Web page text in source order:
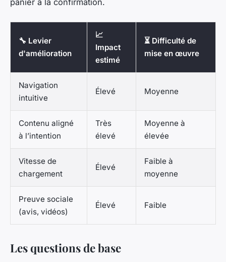
panier à la confirmation.
🔧 Levier
d'amélioration
📈
Impact
estimé
⏳ Difficulté de
mise en œuvre
Navigation
intuitive
Élevé Moyenne
Contenu aligné
à l’intention
Très
élevé
Moyenne à
élevée
Vitesse de
chargement
Élevé
Faible à
moyenne
Preuve sociale
(avis, vidéos)
Élevé Faible
Les questions de base